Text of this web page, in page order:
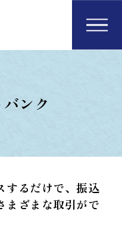
ンク
するだけで、振込
まざまな取引がで